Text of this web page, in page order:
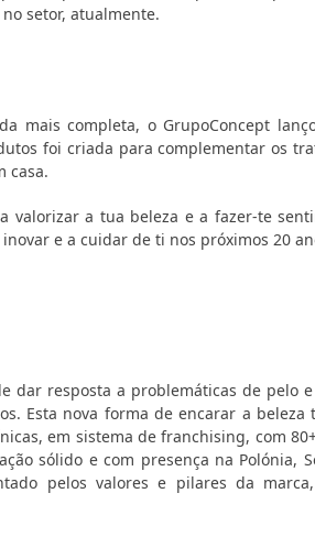
setor, atualmente.
mais completa, o GrupoConcept
foi criada para complementar os
casa.
valorizar a tua beleza e a fazer-te
e a cuidar de ti nos próximos 20
dar resposta a problemáticas de pelo
Esta nova forma de encarar a beleza
em sistema de franchising, com
sólido e com presença na Polónia,
pelos valores e pilares da